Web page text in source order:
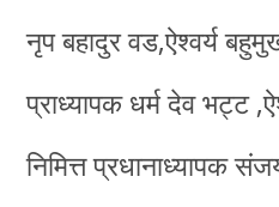
नृप बहादुर वड,ऐश्वर्य
प्राध्यापक धर्म देव भट्ट
निमित्त प्रधानाध्यापक